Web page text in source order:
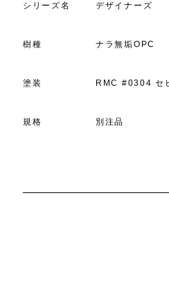
シリーズ名 デザイナーズ
樹種 ナラ無垢OPC
塗装 RMC #0304 セ
規格 別注品